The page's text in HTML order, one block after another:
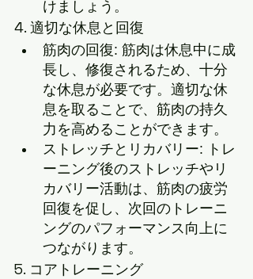
けましょう。
4. 適切な休息と回復
筋肉の回復: 筋肉は休息中に成
長し、修復されるため、十分
な休息が必要です。適切な休
息を取ることで、筋肉の持久
力を高めることができます。
ストレッチとリカバリー: トレ
ーニング後のストレッチやリ
カバリー活動は、筋肉の疲労
回復を促し、次回のトレーニ
ングのパフォーマンス向上に
つながります。
5. コアトレーニング